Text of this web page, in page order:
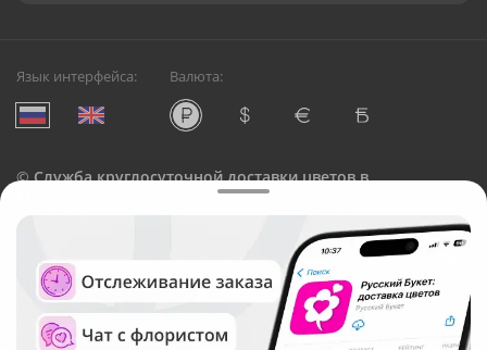
Язык интерфейса: Валюта:
©Служба круглосуточной доставки цветов в
Русский Букет, 2026
Общество с ограниченной ответственностью «Технология»
ОГРН: 1195476081745, ИНН: 5410081997
Юридический адрес: г. Новосибирск, ул. Ипподромская,
д.42, оф. 3